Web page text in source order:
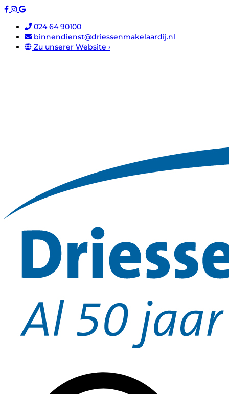
024 64 90100
binnendienst@driessenmakelaardij.nl
Zu unserer Website ›